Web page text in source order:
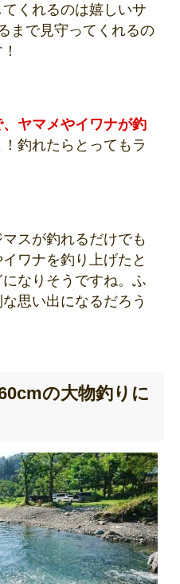
くれるのは嬉しいサ
まで見守ってくれるの
ヤマメやイワナが釣
釣れたらとってもラ
スが釣れるだけでも
ワナを釣り上げたと
なりそうですね。ふ
思い出になるだろう
の大物釣りに